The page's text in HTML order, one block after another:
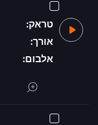
טראק:
אורך:
אלבום: